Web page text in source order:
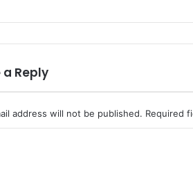
a Reply
address will not be published. Required